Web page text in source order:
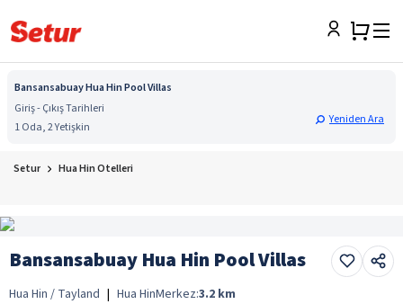
Bansansabuay Hua Hin Pool Villas
Giriş - Çıkış Tarihleri
1 Oda, 2 Yetişkin
Yeniden Ara
Setur Hua Hin Otelleri
Bansansabuay Hua Hin Pool Villas
Hua Hin / Tayland | Hua HinMerkez:3.2 km